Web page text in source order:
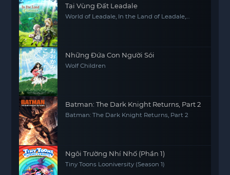
Tại Vùng Đất Leadale
World of Leadale, In the Land of Leadale,
Những Đứa Con Người Sói
Wolf Children
Batman: The Dark Knight Returns, Part 2
Batman: The Dark Knight Returns, Part 2
Ngôi Trường Nhí Nhố (Phần 1)
Tiny Toons Looniversity (Season 1)